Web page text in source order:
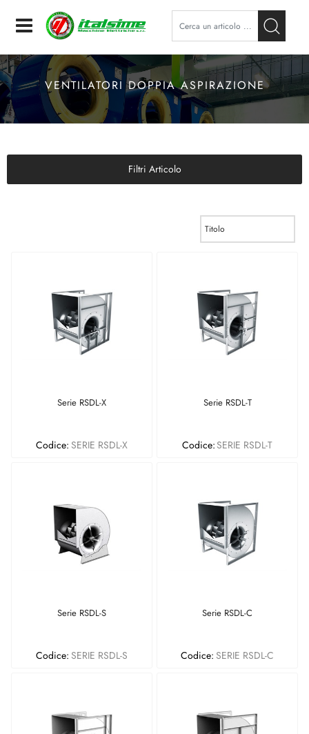
Open
VENTILATORI DOPPIA ASPIRAZIONE
Filtri Articolo
Serie RSDL-X
Codice: SERIE RSDL-X
Serie RSDL-T
Codice: SERIE RSDL-T
Serie RSDL-S
Codice: SERIE RSDL-S
Serie RSDL-C
Codice: SERIE RSDL-C